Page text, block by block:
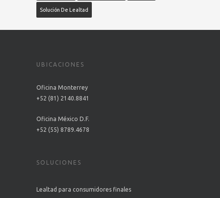
Solución De Lealtad
UBICACIONES
Oficina Monterrey
+52 (81) 2140.8841
Oficina México D.F.
+52 (55) 8789.4678
SOLUCIONES
Lealtad para consumidores finales